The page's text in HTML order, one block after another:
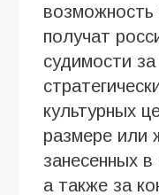
возможность
получат
судимости
культурных
размере или
занесенных
а также за